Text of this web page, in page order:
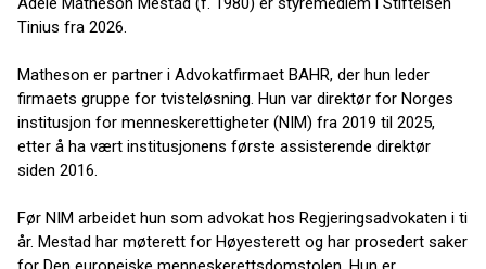
Tinius fra 2026.
Matheson er partner i Advokatfirmaet BAHR, der hun leder
firmaets gruppe for tvisteløsning. Hun var direktør for Norges
institusjon for menneskerettigheter (NIM) fra 2019 til 2025,
etter å ha vært institusjonens første assisterende direktør
siden 2016.
Før NIM arbeidet hun som advokat hos Regjeringsadvokaten i ti
år. Mestad har møterett for Høyesterett og har prosedert saker